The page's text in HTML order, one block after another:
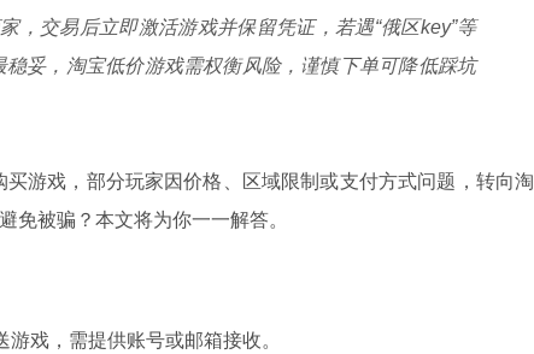
，交易后立即激活游戏并保留凭证，若遇“俄区key”等
妥，淘宝低价游戏需权衡风险，谨慎下单可降低踩坑
游戏，部分玩家因价格、区域限制或支付方式问题，转向淘
免被骗？本文将为你一一解答。
游戏，需提供账号或邮箱接收。